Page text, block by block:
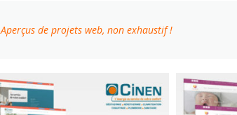
Aperçus de projets web, non exhaustif !